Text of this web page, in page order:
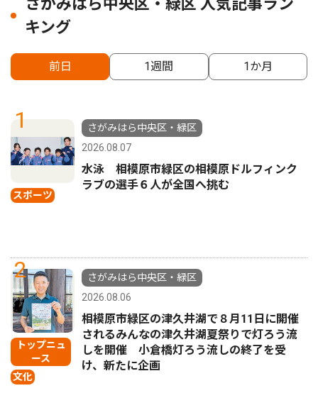
さがみはら中央区・緑区 人気記事ラン
キング
前日 1週間 1か月
1
スポーツ
さがみはら中央区・緑区
2026.08.07
水泳 相模原市緑区の相模原ドルフィンク
ラブの選手６人が全国へ挑む
2
トップニュ
ース
文化
さがみはら中央区・緑区
2026.08.06
相模原市緑区の津久井湖で８月11日に開催
されるみんなの津久井湖夏祭りで灯ろう流
しを開催 小倉橋灯ろう流しの終了を受
け、新たに企画